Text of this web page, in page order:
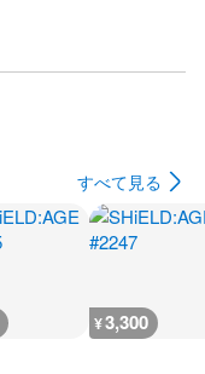
すべて見る
¥3,300